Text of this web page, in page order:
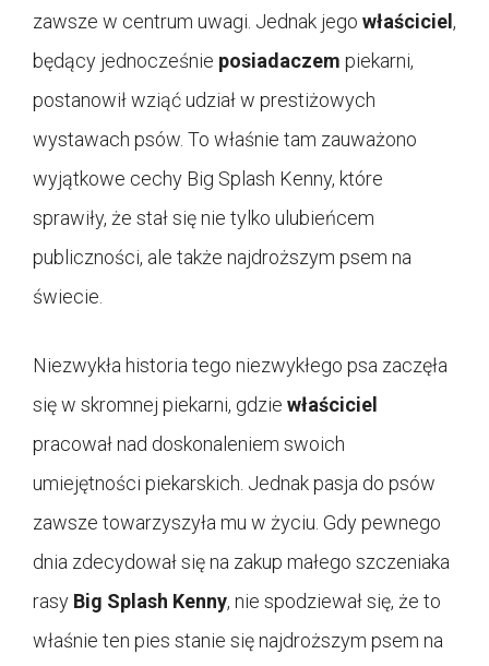
zawsze w centrum uwagi. Jednak jego właściciel ,
będący jednocześnie posiadaczem piekarni,
postanowił wziąć udział w prestiżowych
wystawach psów. To właśnie tam zauważono
wyjątkowe cechy Big Splash Kenny, które
sprawiły, że stał się nie tylko ulubieńcem
publiczności, ale także najdroższym psem na
świecie.
Niezwykła historia tego niezwykłego psa zaczęła
się w skromnej piekarni, gdzie właściciel
pracował nad doskonaleniem swoich
umiejętności piekarskich. Jednak pasja do psów
zawsze towarzyszyła mu w życiu. Gdy pewnego
dnia zdecydował się na zakup małego szczeniaka
rasy Big Splash Kenny, nie spodziewał się, że to
właśnie ten pies stanie się najdroższym psem na